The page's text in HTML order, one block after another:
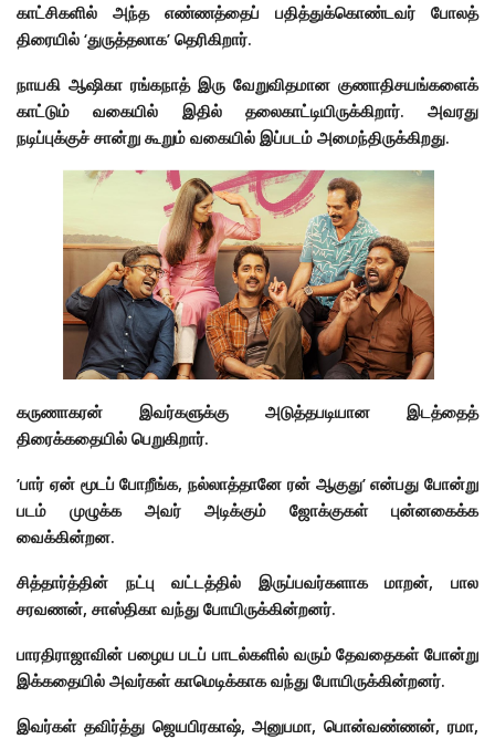
காட்சிகளில் அந்த எண்ணத்தைப் பதித்துக்கொண்டவர் போலத்
திரையில் ‘துருத்தலாக’ தெரிகிறார்.
நாயகி ஆஷிகா ரங்கநாத் இரு வேறுவிதமான குணாதிசயங்களைக்
காட்டும் வகையில் இதில் தலைகாட்டியிருக்கிறார். அவரது
நடிப்புக்குச் சான்று கூறும் வகையில் இப்படம் அமைந்திருக்கிறது.
கருணாகரன் இவர்களுக்கு அடுத்தபடியான இடத்தைத்
திரைக்கதையில் பெறுகிறார்.
’பார் ஏன் மூடப் போறீங்க, நல்லாத்தானே ரன் ஆகுது’ என்பது போன்று
படம் முழுக்க அவர் அடிக்கும் ஜோக்குகள் புன்னகைக்க
வைக்கின்றன.
சித்தார்த்தின் நட்பு வட்டத்தில் இருப்பவர்களாக மாறன், பால
சரவணன், சாஸ்திகா வந்து போயிருக்கின்றனர்.
பாரதிராஜாவின் பழைய படப் பாடல்களில் வரும் தேவதைகள் போன்று
இக்கதையில் அவர்கள் காமெடிக்காக வந்து போயிருக்கின்றனர்.
இவர்கள் தவிர்த்து ஜெயபிரகாஷ், அனுபமா, பொன்வண்ணன், ரமா,